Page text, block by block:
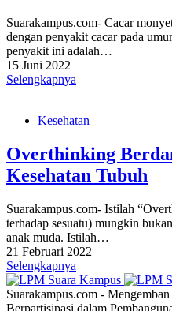
Suarakampus.com- Cacar
dengan penyakit cacar pada
penyakit ini adalah…
15 Juni 2022
Selengkapnya
Kesehatan
Overthinking
Kesehatan Tubuh
Suarakampus.com- Istilah
terhadap sesuatu) mungkin
anak muda. Istilah…
21 Februari 2022
Selengkapnya
Suarakampus.com -
Berpartisipasi dalam